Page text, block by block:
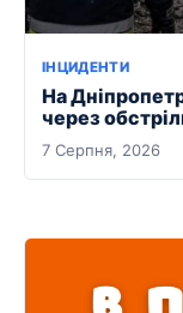
ІНЦИДЕНТИ
На
через
7 Серпня, 2026